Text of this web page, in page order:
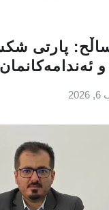
پارتی‌
ئه‌ندامه‌كانمان